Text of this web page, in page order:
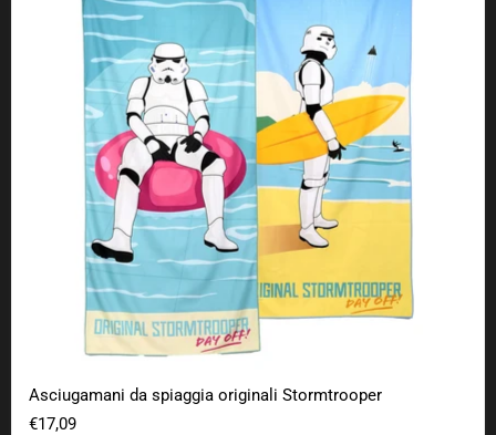
Asciugamani da spiaggia originali Stormtrooper
€17,09